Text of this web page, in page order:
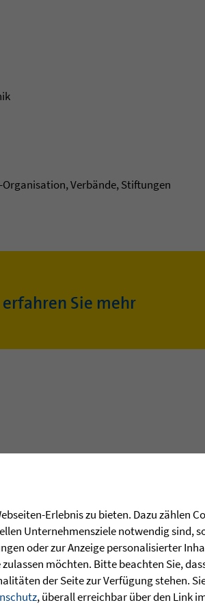
Verbände, Stiftungen
Sie mehr
Erlebnis zu bieten. Dazu zählen
Unternehmensziele notwendig sind,
oder zur Anzeige personalisierter
möchten. Bitte beachten Sie,
der Seite zur Verfügung stehen.
, überall erreichbar über den Link